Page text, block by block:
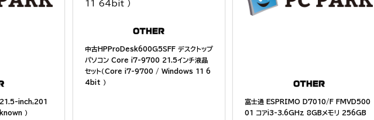
inch,201
）
中古HPProDesk600G5SFF デスクトップ
パソコン Core i7-9700 21.5インチ液晶
セット（Core i7-9700 / Windows 11 6
4bit ）
富士通 ESPRIMO D7010/F FMVD500
01 コアi3-3.6GHz 8GBメモリ 256GB